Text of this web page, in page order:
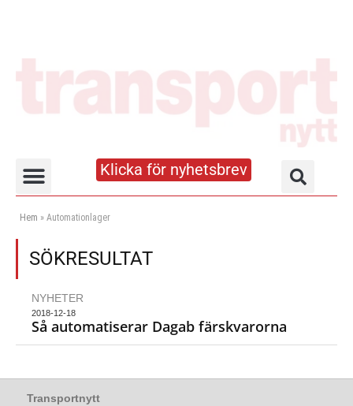
Klicka för nyhetsbrev
Hem » Automationlager
SÖKRESULTAT
NYHETER
2018-12-18
Så automatiserar Dagab färskvarorna
Transportnytt